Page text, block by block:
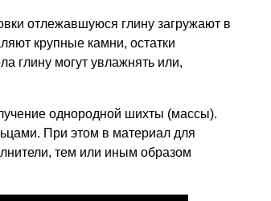
отлежавшуюся глину загружают в
крупные камни, остатки
глину могут увлажнять или,
однородной шихты (массы).
При этом в материал для
тем или иным образом